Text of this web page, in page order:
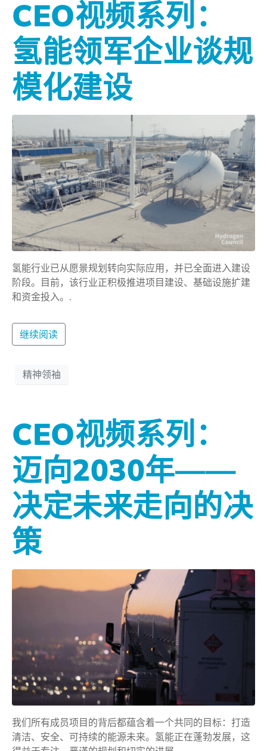
CEO视频系列：
氢能领军企业谈规
模化建设
氢能行业已从愿景规划转向实际应用，并已全面进入建设
阶段。目前，该行业正积极推进项目建设、基础设施扩建
和资金投入。.
继续阅读
精神领袖
CEO视频系列：
迈向2030年——
决定未来走向的决
策
我们所有成员项目的背后都蕴含着一个共同的目标：打造
清洁、安全、可持续的能源未来。氢能正在蓬勃发展，这